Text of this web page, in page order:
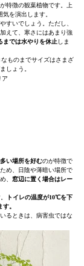
特徴の観葉植物です。上
を演出します。
すいでしょう。ただし、
えて、寒さにはあまり強
までは水やりを休止しま
ものまでサイズはさまざ
しょう。
い場所を好むのが特徴で
め、日陰や薄暗い場所で
、 窓辺に置く場合はレー
トイレの温度が10℃を下
。
るときは、病害虫ではな